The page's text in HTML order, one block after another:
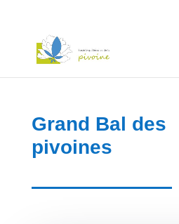
Grand Bal des
pivoines